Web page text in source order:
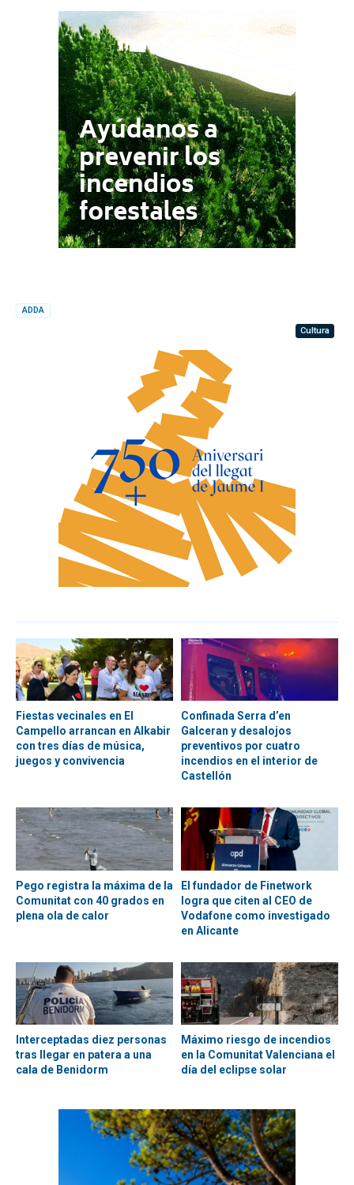
ADDA
Cultura
Fiestas vecinales en El
Campello arrancan en Alkabir
con tres días de música,
juegos y convivencia
Confinada Serra d’en
Galceran y desalojos
preventivos por cuatro
incendios en el interior de
Castellón
Pego registra la máxima de la
Comunitat con 40 grados en
plena ola de calor
El fundador de Finetwork
logra que citen al CEO de
Vodafone como investigado
en Alicante
Interceptadas diez personas
tras llegar en patera a una
cala de Benidorm
Máximo riesgo de incendios
en la Comunitat Valenciana el
día del eclipse solar